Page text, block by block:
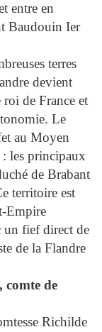
entre en
Baudouin Ier
terres
devient
roi de France et
Le
au Moyen
les principaux
de Brabant
territoire est
Empire
un fief direct de
de la Flandre
de
Richilde